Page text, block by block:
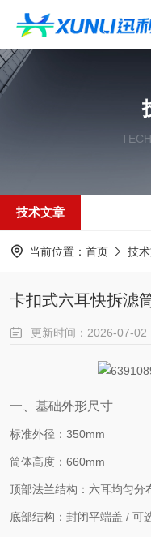
技术文章
当前位置： 首页 技
卡扣式六耳快拆滤
更新时间：2026-07-02
一、基础外形尺寸
标准外径：350mm
筒体高度：660mm
顶部法兰结构：六耳均匀分
底部结构：封闭平端盖 / 可